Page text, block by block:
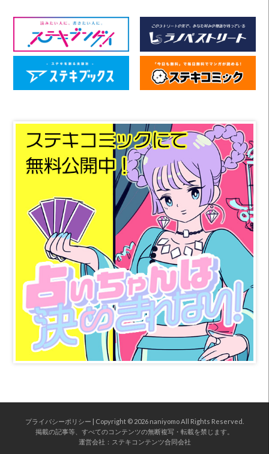
プライバシーポリシー | Copyright © 2026 naniyomoAll Rights Reserved.
掲載の記事等、すべてのコンテンツの無断複写・転載を禁じます。
運営会社： ステキコンテンツ合同会社